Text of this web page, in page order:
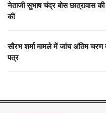
नेताजी सुभाष चंद्र बोस छात्रावास
की
सौरभ शर्मा मामले में जांच अंतिम
पत्र